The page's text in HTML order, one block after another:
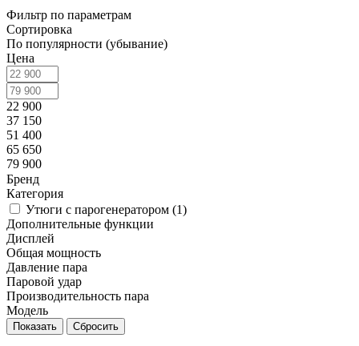
Фильтр по параметрам
Сортировка
По популярности (убывание)
Цена
22 900
37 150
51 400
65 650
79 900
Бренд
Категория
Утюги с парогенератором (1)
Дополнительные функции
Дисплей
Общая мощность
Давление пара
Паровой удар
Производительность пара
Модель
Сбросить